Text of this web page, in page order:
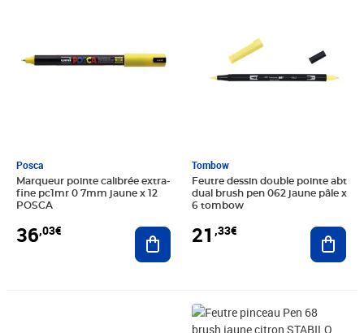
Posca
Marqueur pointe calibrée extra-
fine pc1mr 0 7mm jaune x 12
POSCA
36,03€ Ajouter au panier
Tombow
Feutre dessin double pointe abt
dual brush pen 062 jaune pâle x
6 tombow
21 ,33€
Prix 1,99€